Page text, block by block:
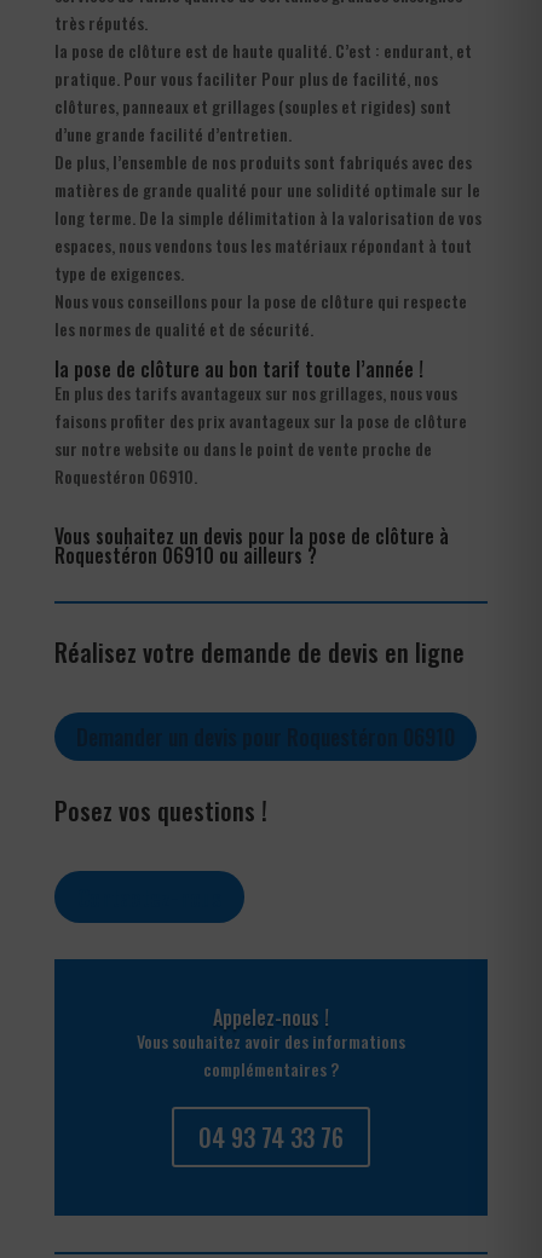
très réputés.
la pose de clôture est de haute qualité. C’est : endurant, et
pratique. Pour vous faciliter Pour plus de facilité, nos
clôtures, panneaux et grillages (souples et rigides) sont
d’une grande facilité d’entretien.
De plus, l’ensemble de nos produits sont fabriqués avec des
matières de grande qualité pour une solidité optimale sur le
long terme. De la simple délimitation à la valorisation de vos
espaces, nous vendons tous les matériaux répondant à tout
type de exigences.
Nous vous conseillons pour la pose de clôture qui respecte
les normes de qualité et de sécurité.
la pose de clôture au bon tarif toute l’année !
En plus des tarifs avantageux sur nos grillages, nous vous
faisons profiter des prix avantageux sur la pose de clôture
sur notre website ou dans le point de vente proche de
Roquestéron 06910.
Vous souhaitez un devis pour la pose de clôture à
Roquestéron 06910 ou ailleurs ?
Réalisez votre demande de devis en ligne
Posez vos questions !
Appelez-nous !
Vous souhaitez avoir des informations
complémentaires ?
04 93 74 33 76